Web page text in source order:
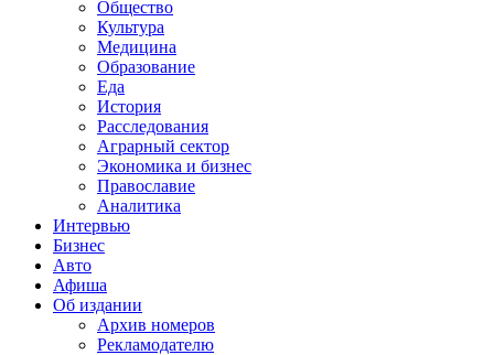
Общество
Культура
Медицина
Образование
Еда
История
Расследования
Аграрный сектор
Экономика и бизнес
Православие
Аналитика
Интервью
Бизнес
Авто
Афиша
Об издании
Архив номеров
Рекламодателю